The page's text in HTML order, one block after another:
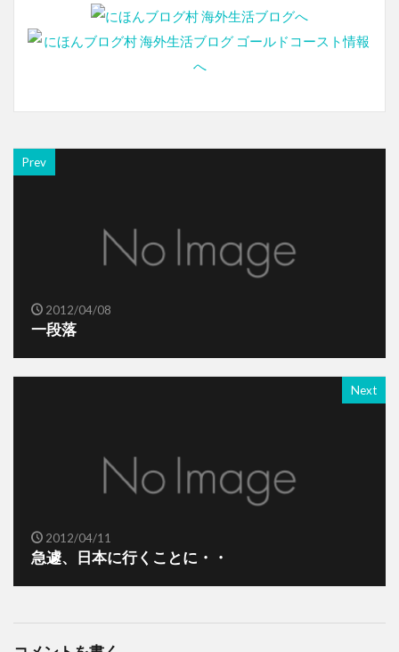
Prev
2012/04/08
一段落
Next
2012/04/11
急遽、日本に行くことに・・